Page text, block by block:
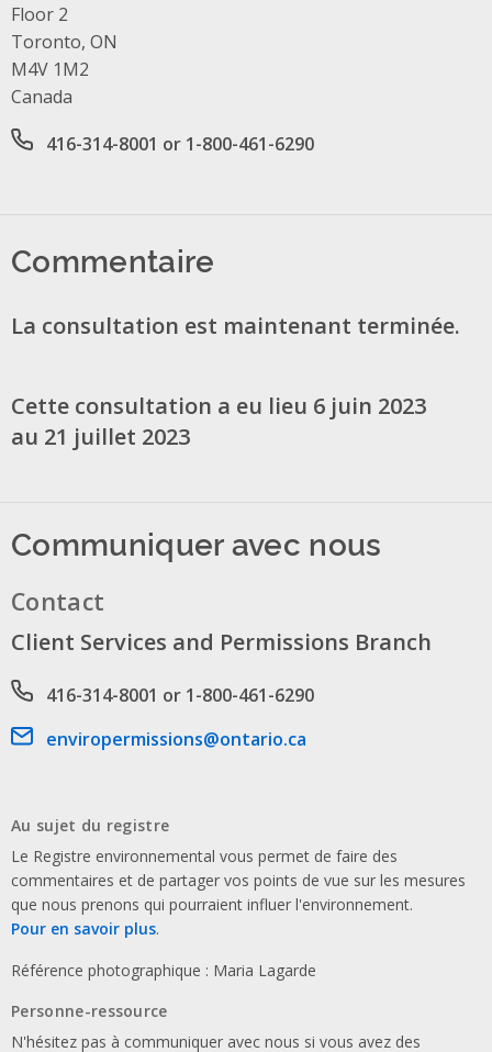
Floor 2
Toronto, ON
M4V 1M2
Canada
Office phone number
416-314-8001 or 1-800-461-6290
Commentaire
La consultation est maintenant terminée.
Cette consultation a eu lieu 6 juin 2023
au 21 juillet 2023
Communiquer avec nous
Contact
Client Services and Permissions Branch
Phone number
416-314-8001 or 1-800-461-6290
Email address
enviropermissions@ontario.ca
Au sujet du registre
Le Registre environnemental vous permet de faire des
commentaires et de partager vos points de vue sur les mesures
que nous prenons qui pourraient influer l'environnement.
Pour en savoir plus.
Référence photographique : Maria Lagarde
Personne-ressource
N'hésitez pas à communiquer avec nous si vous avez des